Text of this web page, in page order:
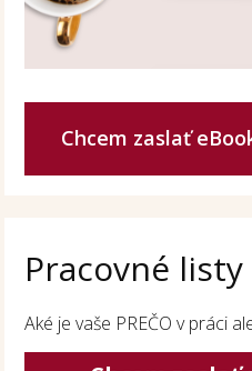
Chcem zaslať
Pracovné listy
Aké je vaše PREČO v práci